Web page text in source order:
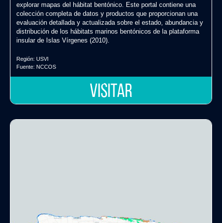
explorar mapas del hábitat bentónico. Este portal contiene una
colección completa de datos y productos que proporcionan una
evaluación detallada y actualizada sobre el estado, abundancia y
distribución de los hábitats marinos bentónicos de la plataforma
insular de Islas Vírgenes (2010).
Región: USVI
Fuente: NCCOS
VISITAR